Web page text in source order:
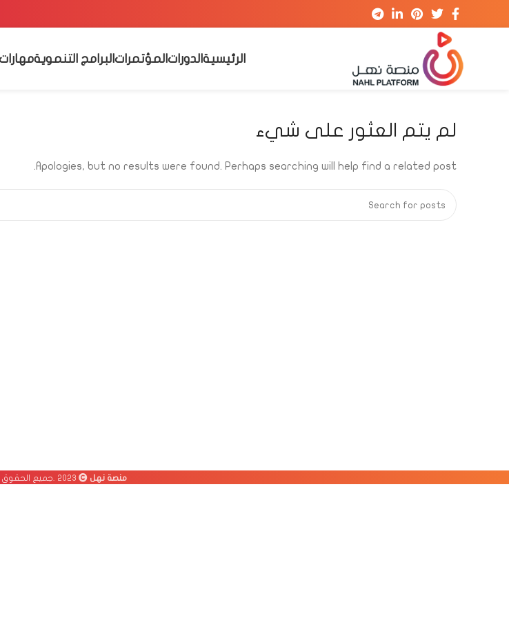
الرئيسيةالدوراتالمؤتمراتالبرامج التنموية
لم يتم العثور على شيء
Apologies, but no results were found. Perhaps searching will help find a related post.
منصة نهل